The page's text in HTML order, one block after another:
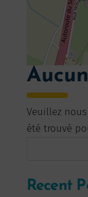
Veuillez
été trouvé
Recent